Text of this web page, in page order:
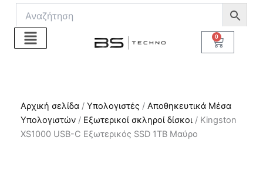
Μετάβαση
περιεχόμενο
0
Cart
Αρχική σελίδα / Υπολογιστές / Αποθηκευτικά Μέσα
Υπολογιστών / Εξωτερικοί σκληροί δίσκοι / Kingston
XS1000 USB-C Εξωτερικός SSD 1TB Μαύρο